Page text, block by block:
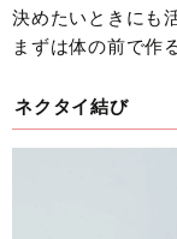
決めたいときにも
まずは体の前で作
ネクタイ結び